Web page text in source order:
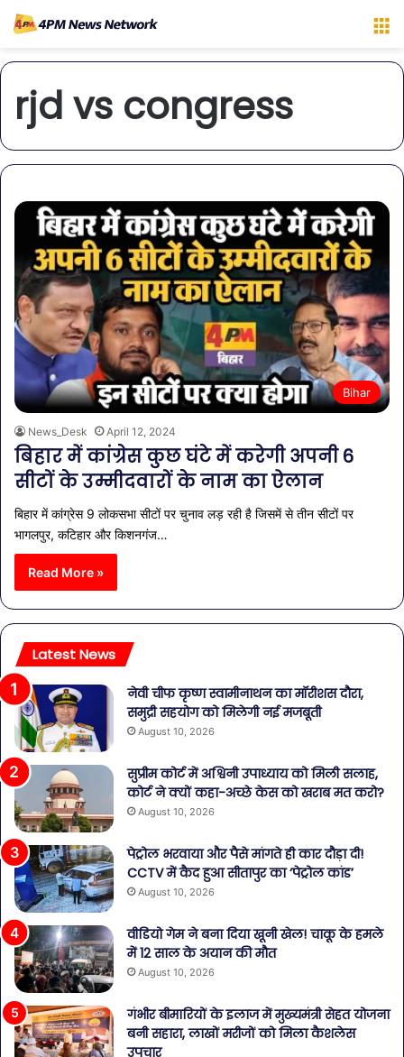
rjd vs congress
Bihar
News_Desk April 12, 2024
बिहार में कांग्रेस कुछ घंटे में करेगी अपनी 6
सीटों के उम्मीदवारों के नाम का ऐलान
बिहार में कांग्रेस 9 लोकसभा सीटों पर चुनाव लड़ रही है जिसमें से तीन सीटों पर
भागलपुर, कटिहार और किशनगंज…
Read More »
Latest News
नेवी चीफ कृष्ण स्वामीनाथन का मॉरीशस दौरा,
समुद्री सहयोग को मिलेगी नई मजबूती
August 10, 2026
सुप्रीम कोर्ट में अश्विनी उपाध्याय को मिली सलाह,
कोर्ट ने क्यों कहा-अच्छे केस को खराब मत करो?
August 10, 2026
पेट्रोल भरवाया और पैसे मांगते ही कार दौड़ा दी!
CCTV में कैद हुआ सीतापुर का ‘पेट्रोल कांड’
August 10, 2026
वीडियो गेम ने बना दिया खूनी खेल! चाकू के हमले
में 12 साल के अयान की मौत
August 10, 2026
गंभीर बीमारियों के इलाज में मुख्यमंत्री सेहत योजना
बनी सहारा, लाखों मरीजों को मिला कैशलेस
उपचार